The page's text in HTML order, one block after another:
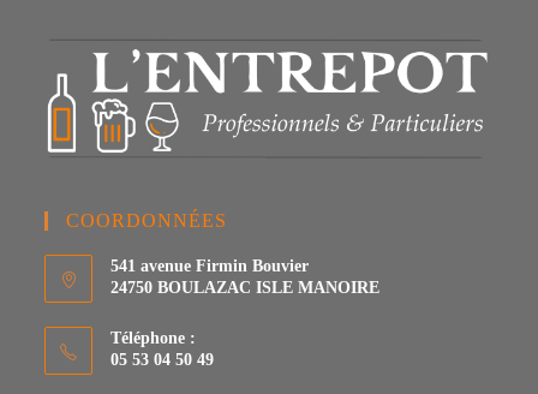
COORDONNÉES
541 avenue Firmin Bouvier
24750 BOULAZAC ISLE MANOIRE
Téléphone :
05 53 04 50 49